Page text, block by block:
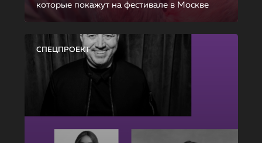
которые покажут на фестивале в Москве
СПЕЦПРОЕКТ